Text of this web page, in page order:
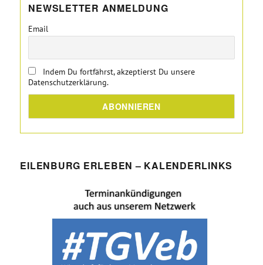
NEWSLETTER ANMELDUNG
Email
Indem Du fortfährst, akzeptierst Du unsere
Datenschutzerklärung.
EILENBURG ERLEBEN – KALENDERLINKS